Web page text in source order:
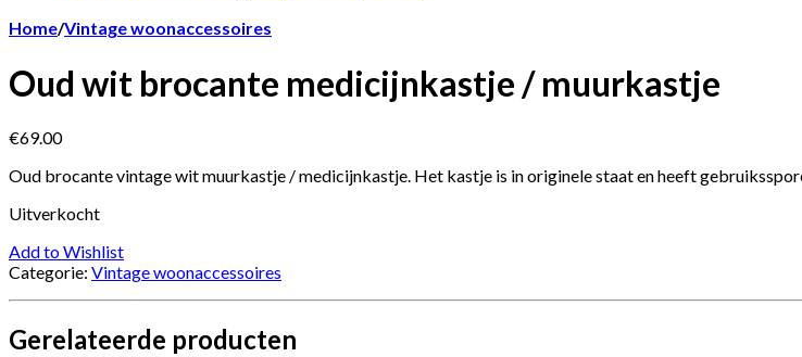
Home/Vintage woonaccessoires
Oud wit brocante medicijnkastje / muurkastje
€69.00
Oud brocante vintage wit muurkastje / medicijnkastje. Het kastje is in originele staat en heeft
Uitverkocht
Add to Wishlist
Categorie: Vintage woonaccessoires
Gerelateerde producten